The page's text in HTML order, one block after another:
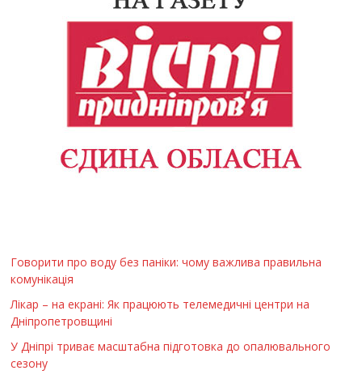
Говорити про воду без паніки: чому важлива правильна
комунікація
Лікар – на екрані: Як працюють телемедичні центри на
Дніпропетровщині
У Дніпрі триває масштабна підготовка до опалювального
сезону